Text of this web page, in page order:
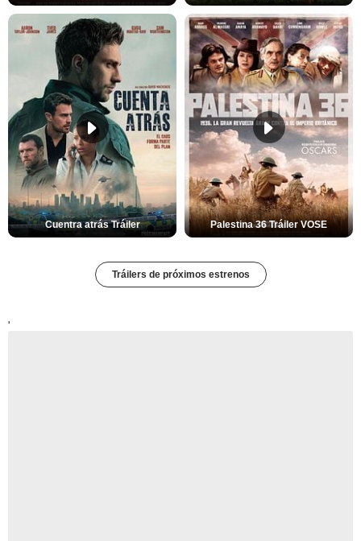
Cuentra atrás Tráiler Palestina 36 Tráiler VOSE
Tráilers de próximos estrenos
'